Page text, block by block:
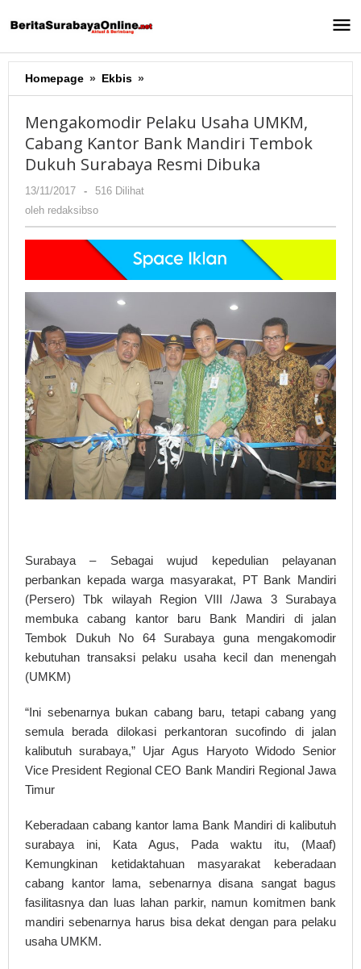
ke
Homepage » Ekbis »
Pelaku
UMKM,
Cabang
Kantor
Dukuh
Resmi
Dibuka
Mengakomodir Pelaku Usaha UMKM,
Cabang Kantor Bank Mandiri Tembok
Dukuh Surabaya Resmi Dibuka
13/11/2017
oleh
redaksibso
-
516 Dilihat
oleh redaksibso
Surabaya – Sebagai wujud kepedulian pelayanan
perbankan kepada warga masyarakat, PT Bank Mandiri
(Persero) Tbk wilayah Region VIII /Jawa 3 Surabaya
membuka cabang kantor baru Bank Mandiri di jalan
Tembok Dukuh No 64 Surabaya guna mengakomodir
kebutuhan transaksi pelaku usaha kecil dan menengah
(UMKM)
“Ini sebenarnya bukan cabang baru, tetapi cabang yang
semula berada dilokasi perkantoran sucofindo di jalan
kalibutuh surabaya,” Ujar Agus Haryoto Widodo Senior
Vice President Regional CEO Bank Mandiri Regional Jawa
Timur
Keberadaan cabang kantor lama Bank Mandiri di kalibutuh
surabaya ini, Kata Agus, Pada waktu itu, (Maaf)
Kemungkinan ketidaktahuan masyarakat keberadaan
cabang kantor lama, sebenarnya disana sangat bagus
fasilitasnya dan luas lahan parkir, namun komitmen bank
mandiri sebenarnya harus bisa dekat dengan para pelaku
usaha UMKM.